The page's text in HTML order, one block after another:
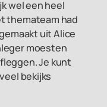
wel een heel
themateam had
uit Alice
moesten
Je kunt
bekijks